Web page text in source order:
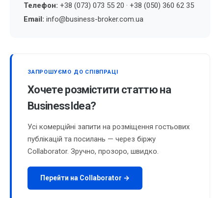
Телефон: +38 (073) 073 55 20 · +38 (050) 360 62 35
Email: info@business-broker.com.ua
ЗАПРОШУЄМО ДО СПІВПРАЦІ
Хочете розмістити статтю на
BusinessIdea?
Усі комерційні запити на розміщення гостьових
публікацій та посилань — через біржу
Collaborator. Зручно, прозоро, швидко.
Перейти на Collaborator →